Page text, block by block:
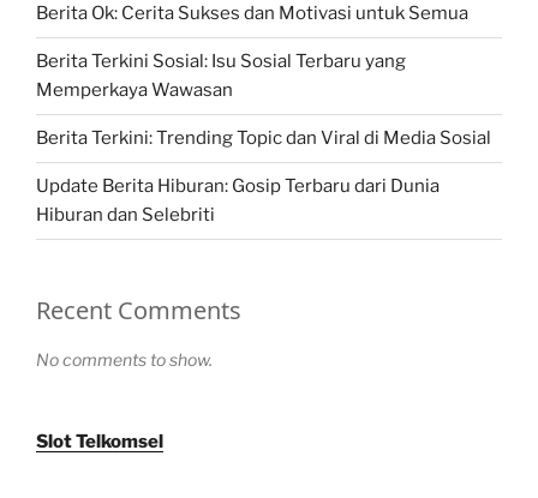
Berita Ok: Cerita Sukses dan Motivasi untuk Semua
Berita Terkini Sosial: Isu Sosial Terbaru yang
Memperkaya Wawasan
Berita Terkini: Trending Topic dan Viral di Media Sosial
Update Berita Hiburan: Gosip Terbaru dari Dunia
Hiburan dan Selebriti
Recent Comments
No comments to show.
Slot Telkomsel